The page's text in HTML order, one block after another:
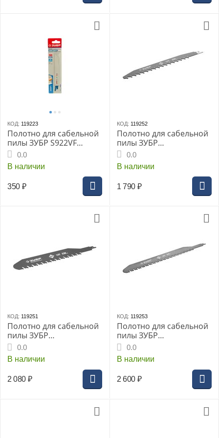
КОД: 119223
Полотно для сабельной
пилы ЗУБР S922VF
Эксперт, 130 мм, Bi-Met,
шаг зуб. 1.8-2.5мм,
универсальное (дерево
алюминий, пластик)
0.0
В наличии
350 ₽
КОД: 119252
Полотно для сабельной
пилы ЗУБР
Профессионал, 200мм
(пропил до 180мм),
твердосплавные зубья
17T (ВК8), по лёгкому
бетону, (159770-17)
0.0
В наличии
1 790 ₽
КОД: 119251
Полотно для сабельной
пилы ЗУБР
Профессионал, 230мм
(пропил до 210мм),
твердосплавные зубья
14T (ВК8), по лёгкому
бетону, (159772-14)
0.0
В наличии
2 080 ₽
КОД: 119253
Полотно для сабельной
пилы ЗУБР
Профессионал, 345мм
(пропил до 315мм),
твердосплавные зубья
20T (ВК8), по лёгкому
бетону, (159772-20)
0.0
В наличии
2 600 ₽